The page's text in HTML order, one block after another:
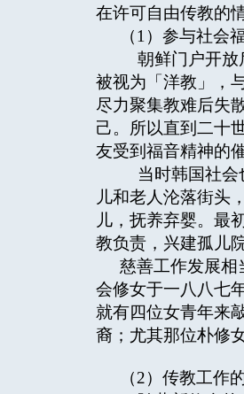
在许可自由传教的
（1）参与社会
朝鲜门户开放
被视为「洋教」，
尽力聚集教难后失
己。所以直到二十
友受到福音精神的
当时韩国社会
儿和老人沦落街头
儿，抚养弃婴。最
教负责，兴建孤儿
慈善工作发展相
会修女于一八八七
就有四位女青年来
裔；尤其那位朴修
（2）传教工作